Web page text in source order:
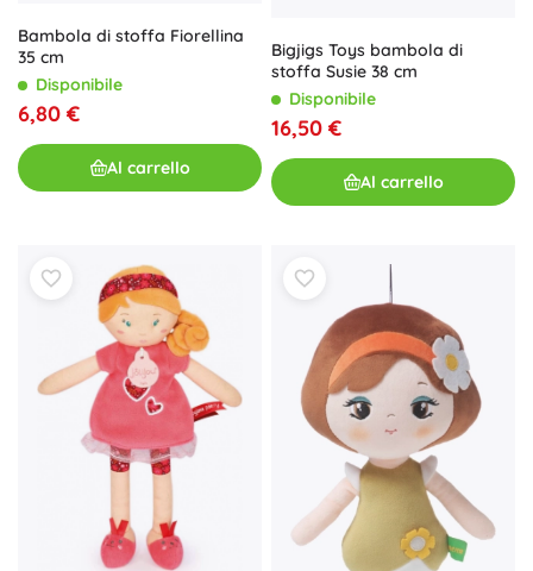
Bambola di stoffa Fiorellina
35 cm
Disponibile
6,80 €
Al carrello
Bigjigs Toys bambola di
stoffa Susie 38 cm
Disponibile
16,50 €
Al carrello